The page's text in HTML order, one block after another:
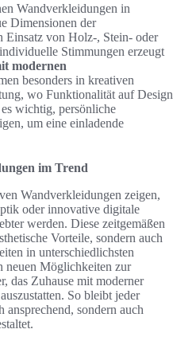
Wandverkleidungen in
Dimensionen der
Einsatz von Holz-, Stein- oder
Stimmungen erzeugt
modernen
besonders in kreativen
wo Funktionalität auf Design
wichtig, persönliche
um eine einladende
im Trend
Wandverkleidungen zeigen,
oder innovative digitale
werden. Diese zeitgemäßen
Vorteile, sondern auch
in unterschiedlichsten
neuen Möglichkeiten zur
das Zuhause mit moderner
So bleibt jeder
sondern auch